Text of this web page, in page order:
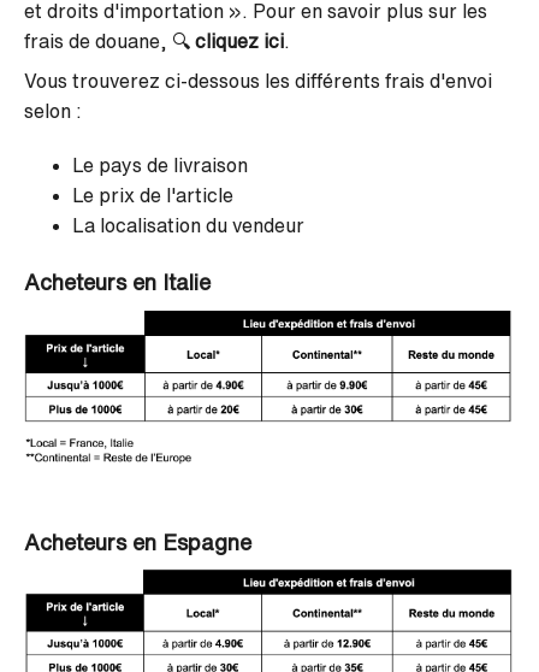
et droits d'importation ». Pour en savoir plus sur les
frais de douane, 🔍 cliquez ici
Vous trouverez ci-dessous les différents frais d'envoi
selon :
Le pays de livraison
Le prix de l'article
La localisation du vendeur
Acheteurs en Italie
Acheteurs en Espagne